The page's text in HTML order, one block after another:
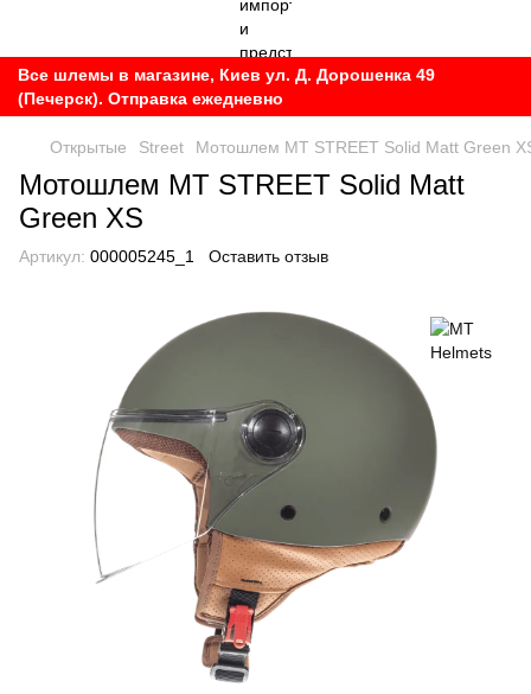
Все шлемы в магазине, Киев ул. Д. Дорошенка 49
(Печерск). Отправка ежедневно
Открытые Street Мотошлем MT STREET Solid Matt Green
Мотошлем MT STREET Solid Matt
Green XS
Артикул: 000005245_1 Оставить отзыв